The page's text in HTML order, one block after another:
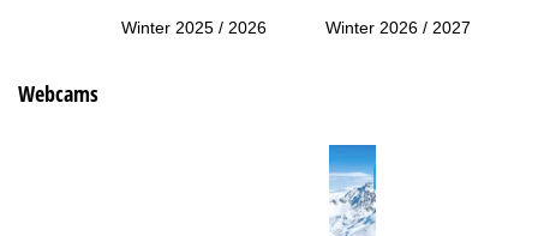
Winter 2025 / 2026 Winter 2026 / 2027
Webcams